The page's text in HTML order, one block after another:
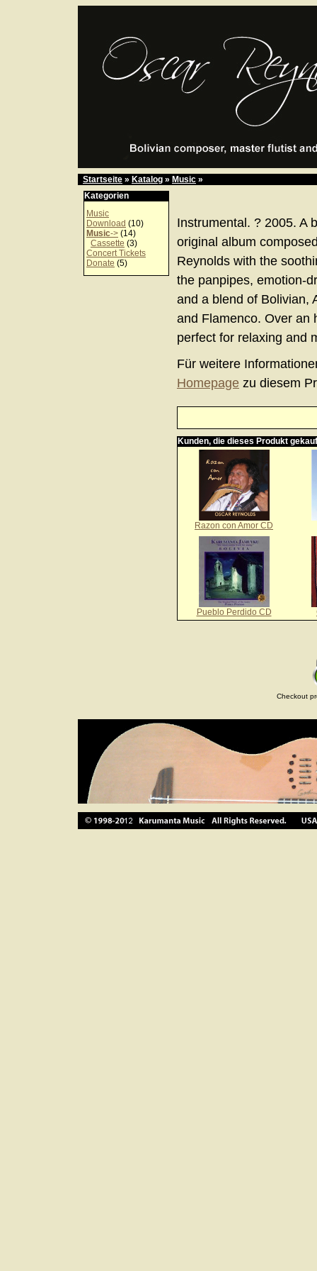
Startseite » Katalog » Music »
Kategorien
Music
Download (10)
Music-> (14)
Cassette (3)
Concert Tickets
Donate (5)
Instrumental. ? 2005. A
original album
Reynolds with the
the panpipes, emotion-
and a blend of Bolivian,
and Flamenco. Over an
perfect for relaxing and
Für weitere
Homepage zu diesem
Kunden, die dieses Produkt
Razon con Amor CD
Pueblo Perdido CD
Checkout